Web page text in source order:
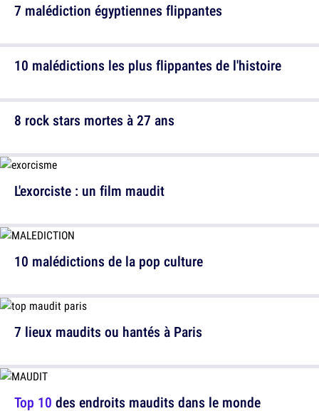
10 malédictions les plus flippantes de l'histoire
7 lieux maudits ou hantés à Paris
7 malédiction égyptiennes flippantes
8 rock stars mortes à 27 ans
L'exorciste : un film maudit
10 malédictions de la pop culture
Top 10 des endroits maudits dans le monde